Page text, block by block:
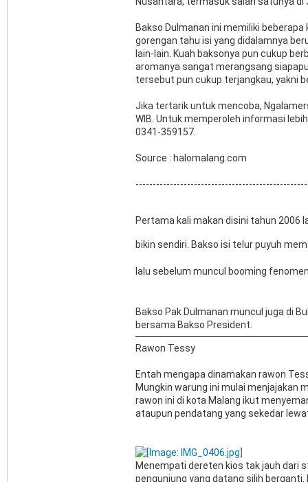
Bakso Dulmanan ini memiliki
gorengan tahu isi yang didalamnya
lain-lain. Kuah baksonya pun cukup
aromanya sangat merangsang
tersebut pun cukup terjangkau, yakni
Jika tertarik untuk mencoba,
WIB. Untuk memperoleh informasi
0341-359157.
Source : halomalang.com
Pertama kali makan disini tahun 2006
bikin sendiri. Bakso isi telur puyuh
lalu sebelum muncul booming
Bakso Pak Dulmanan muncul juga di
bersama Bakso President.
Rawon Tessy
Entah mengapa dinamakan rawon
Mungkin warung ini mulai menjajakan
rawon ini di kota Malang ikut
ataupun pendatang yang sekedar
Menempati dereten kios tak jauh dari
pengunjung yang datang silih